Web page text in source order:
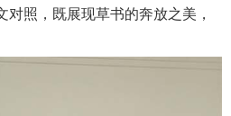
对照，既展现草书的奔放之美，